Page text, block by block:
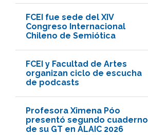
FCEI fue sede del XIV
Congreso Internacional
Chileno de Semiótica
FCEI y Facultad de Artes
organizan ciclo de escucha
de podcasts
Profesora Ximena Póo
presentó segundo cuaderno
de su GT en ALAIC 2026